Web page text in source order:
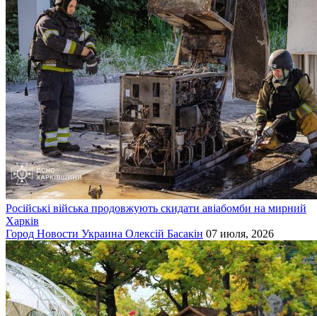
Російські війська продовжують скидати авіабомби на мирний
Харків
Город Новости Украина Олексій Басакін 07 июля, 2026